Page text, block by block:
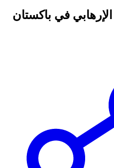
في باكستان